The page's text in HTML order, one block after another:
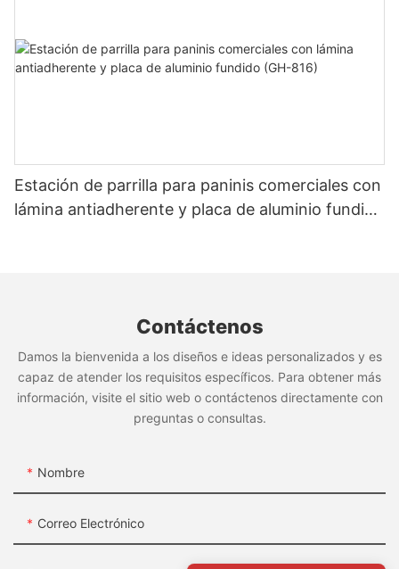
Estación de parrilla para paninis comerciales con
lámina antiadherente y placa de aluminio fundido
Contáctenos
Damos la bienvenida a los diseños e ideas personalizados y es
capaz de atender los requisitos específicos. Para obtener más
información, visite el sitio web o contáctenos directamente con
preguntas o consultas.
Nombre
Correo Electrónico